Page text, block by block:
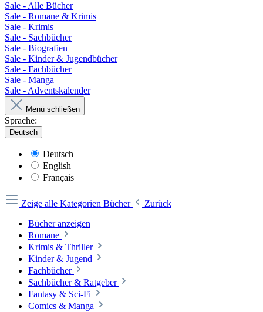
Sale - Alle Bücher
Sale - Romane & Krimis
Sale - Krimis
Sale - Sachbücher
Sale - Biografien
Sale - Kinder & Jugendbücher
Sale - Fachbücher
Sale - Manga
Sale - Adventskalender
Menü schließen
Sprache:
Deutsch
Deutsch
English
Français
Zeige alle Kategorien Bücher
Zurück
Bücher anzeigen
Romane
Krimis & Thriller
Kinder & Jugend
Fachbücher
Sachbücher & Ratgeber
Fantasy & Sci-Fi
Comics & Manga